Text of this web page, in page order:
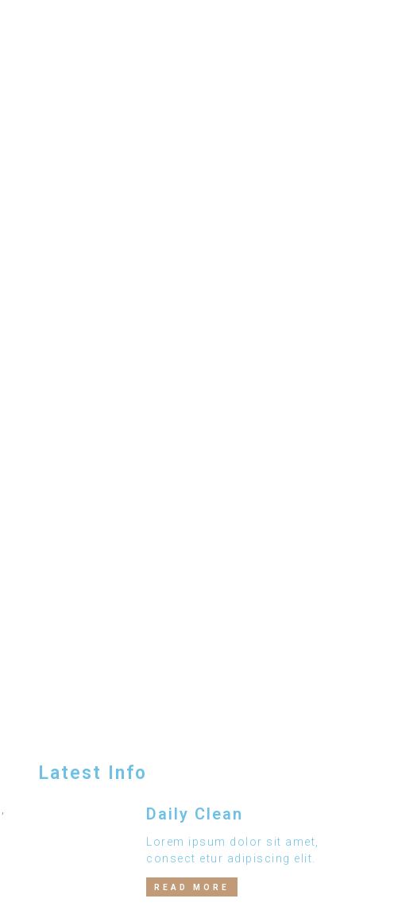
Latest Info
Daily Clean
Lorem ipsum dolor sit amet,
consect etur adipiscing elit.
READ MORE